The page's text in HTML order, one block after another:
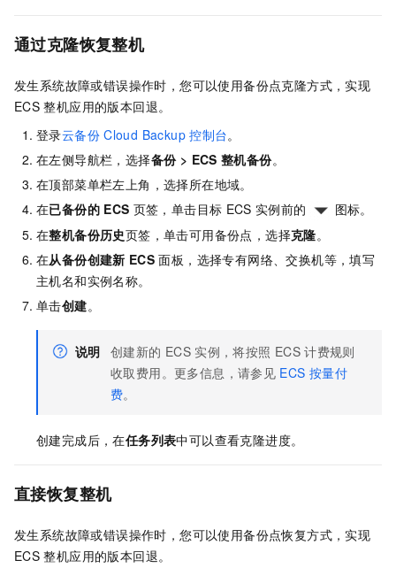
通过克隆恢复整机
发生系统故障或错误操作时，您可以使用备份点克隆方式，实现
ECS 整机应用的版本回退。
登录云备份 Cloud Backup 控制台。
在左侧导航栏，选择备份> ECS 整机备份。
在顶部菜单栏左上角，选择所在地域。
在已备份的 ECS 页签，单击目标 ECS 实例前的
图标。
在整机备份历史页签，单击可用备份点，选择克隆。
在从备份创建新 ECS 面板，选择专有网络、交换机等，填写
主机名和实例名称。
单击创建。
说明 创建新的 ECS 实例，将按照 ECS 计费规则
收取费用。更多信息，请参见 ECS 按量付
费。
创建完成后，在任务列表中可以查看克隆进度。
直接恢复整机
发生系统故障或错误操作时，您可以使用备份点恢复方式，实现
ECS 整机应用的版本回退。